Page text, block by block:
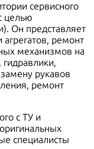
сервисного
целью
Он представляет
ремонт
механизмов на
, гидравлики,
рукавов
ремонт
с ТУ и
специалисты